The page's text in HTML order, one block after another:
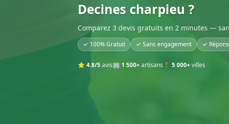
Decines charpieu ?
Comparez 3 devis gratuits en 2 minutes —
✓ 100% Gratuit ✓ Sans engagement ✓
⭐ 4.8/5avis🏢 1 500+artisans 📍 5 000+villes